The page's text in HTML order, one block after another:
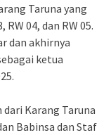
Taruna yang
04, dan RW 05.
dan akhirnya
ketua
Karang Taruna
Babinsa dan Staf